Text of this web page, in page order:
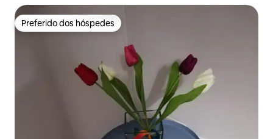
Preferido dos hóspedes
Preferido dos hóspedes